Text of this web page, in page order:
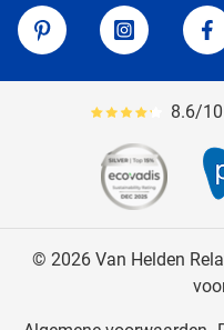
Van Helden
Pinterest
Instagram
Gemiddeld8.6/
© 2026 Van Helden